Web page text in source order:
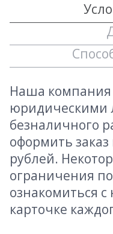
Наша компания
юридическими
безналичного
оформить
рублей.
ограничения
ознакомиться
карточке